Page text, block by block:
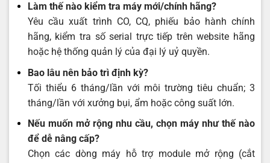
Làm thế nào kiểm tra máy mới/chính hãng?
Yêu cầu xuất trình CO, CQ, phiếu bảo hành chính
hãng, kiểm tra số serial trực tiếp trên website hãng
hoặc hệ thống quản lý của đại lý uỷ quyền.
Bao lâu nên bảo trì định kỳ?
Tối thiểu 6 tháng/lần với môi trường tiêu chuẩn; 3
tháng/lần với xưởng bụi, ẩm hoặc công suất lớn.
Nếu muốn mở rộng nhu cầu, chọn máy như thế nào
để dễ nâng cấp?
Chọn các dòng máy hỗ trợ module mở rộng (cắt